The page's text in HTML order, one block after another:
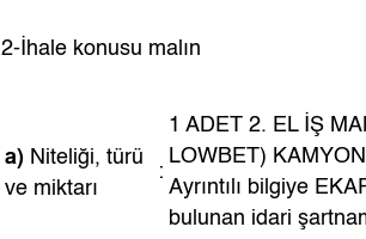
2-İhale konusu malın
a) Niteliği, türü
ve miktarı
:
1 ADET 2. EL İŞ
LOWBET) KAMYON
Ayrıntılı bilgiye
bulunan idari